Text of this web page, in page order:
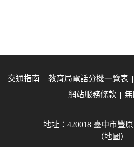
交通指南 教育局電話分機一覽表
網站服務條款
地址：420018 臺中市豐
（地圖）